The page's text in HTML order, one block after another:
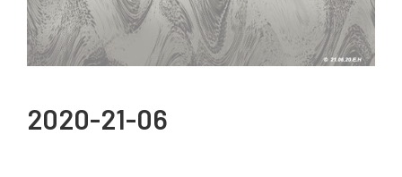
2020-21-06